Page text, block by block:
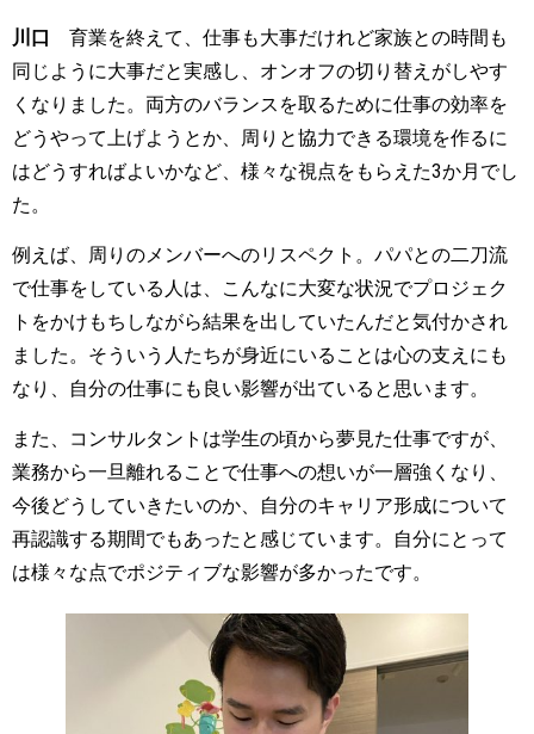
川口
育業を終えて、仕事も大事だけれど家族との時間も
同じように大事だと実感し、オンオフの切り替えがしやす
くなりました。両方のバランスを取るために仕事の効率を
どうやって上げようとか、周りと協力できる環境を作るに
はどうすればよいかなど、様々な視点をもらえた3か月でし
た。
例えば、周りのメンバーへのリスペクト。パパとの二刀流
で仕事をしている人は、こんなに大変な状況でプロジェク
トをかけもちしながら結果を出していたんだと気付かされ
ました。そういう人たちが身近にいることは心の支えにも
なり、自分の仕事にも良い影響が出ていると思います。
また、コンサルタントは学生の頃から夢見た仕事ですが、
業務から一旦離れることで仕事への想いが一層強くなり、
今後どうしていきたいのか、自分のキャリア形成について
再認識する期間でもあったと感じています。自分にとって
は様々な点でポジティブな影響が多かったです。